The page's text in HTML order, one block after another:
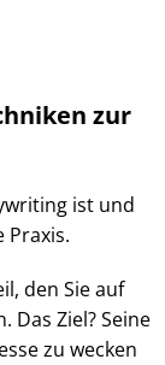
zur
ist und
Praxis.
den Sie auf
Das Ziel? Seine
zu wecken